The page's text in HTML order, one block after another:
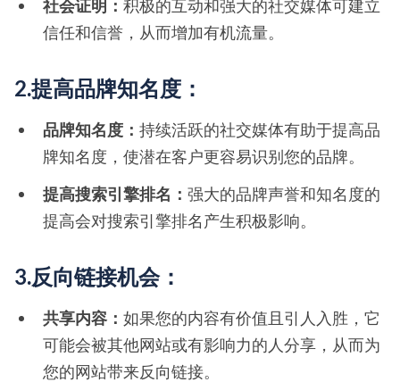
社会证明： 积极的互动和强大的社交媒体可建立
信任和信誉，从而增加有机流量。
2.提高品牌知名度：
品牌知名度： 持续活跃的社交媒体有助于提高品
牌知名度，使潜在客户更容易识别您的品牌。
提高搜索引擎排名： 强大的品牌声誉和知名度的
提高会对搜索引擎排名产生积极影响。
3.反向链接机会：
共享内容： 如果您的内容有价值且引人入胜，它
可能会被其他网站或有影响力的人分享，从而为
您的网站带来反向链接。